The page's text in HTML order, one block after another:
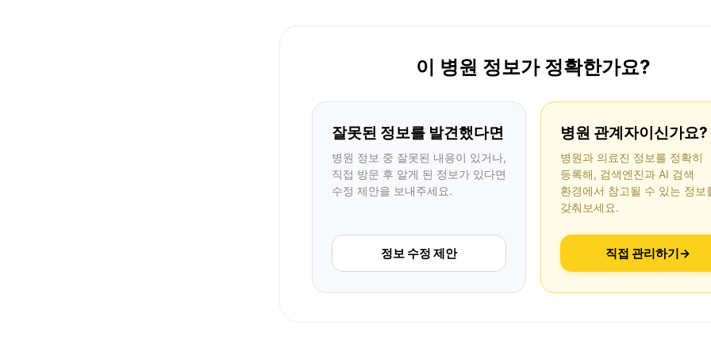
이 병원 정보가 정확한가요?
잘못된 정보를 발견했다면
병원 정보 중 잘못된 내용이 있거나,
직접 방문 후 알게 된 정보가 있다면
수정 제안을 보내주세요.
정보 수정 제안
병원 관계자이신가요?
병원과 의료진 정보를 정확히
등록해, 검색엔진과 AI 검색
환경에서 참고될 수 있는 정보
갖춰보세요.
직접 관리하기→